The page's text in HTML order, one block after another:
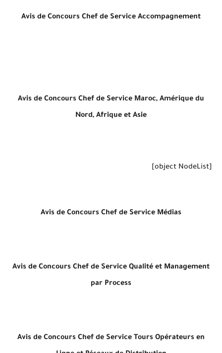
Avis de Concours Chef de Service Accompagnement
Avis de Concours Chef de Service Maroc, Amérique du
Nord, Afrique et Asie
[object NodeList]
Avis de Concours Chef de Service Médias
Avis de Concours Chef de Service Qualité et Management
par Process
Avis de Concours Chef de Service Tours Opérateurs en